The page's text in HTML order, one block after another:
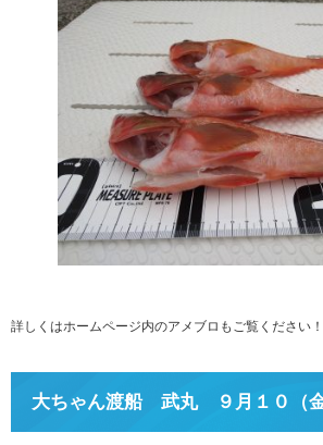
詳しくはホームページ内のアメブロもご覧ください！
大ちゃん渡船 武丸 ９月１０（